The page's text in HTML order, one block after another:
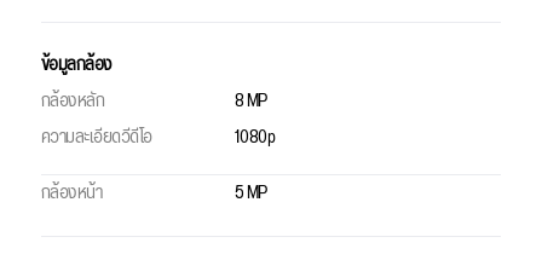
ข้อมูลกล้อง
กล้องหลัก
8 MP
ความละเอียดวีดีโอ
1080p
กล้องหน้า
5 MP